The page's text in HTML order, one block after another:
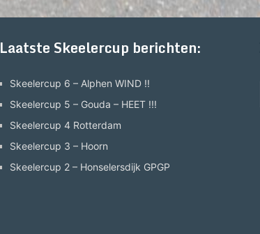
Laatste Skeelercup berichten:
Skeelercup 6 – Alphen WIND !!
Skeelercup 5 – Gouda – HEET !!!
Skeelercup 4 Rotterdam
Skeelercup 3 – Hoorn
Skeelercup 2 – Honselersdijk GPGP